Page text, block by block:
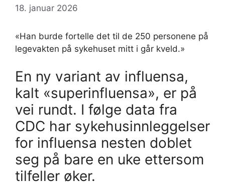
18. januar 2026
«Han burde fortelle det til de 250 personene på
legevakten på sykehuset mitt i går kveld.»
En ny variant av influensa,
kalt «superinfluensa», er på
vei rundt. I følge data fra
CDC har sykehusinnleggelser
for influensa nesten doblet
seg på bare en uke ettersom
tilfeller øker.